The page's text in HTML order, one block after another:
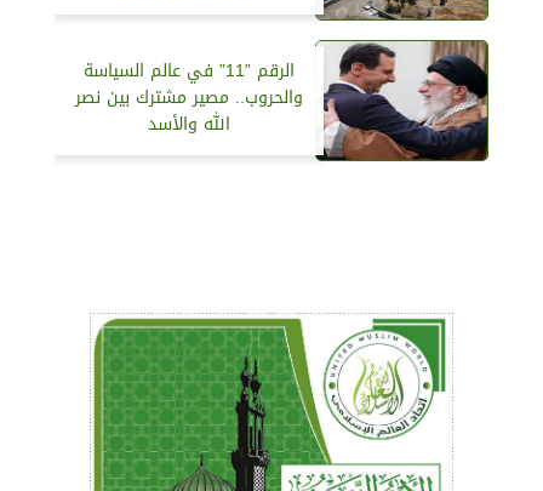
الرقم ”11” في عالم السياسة
والحروب.. مصير مشترك بين نصر
الله والأسد